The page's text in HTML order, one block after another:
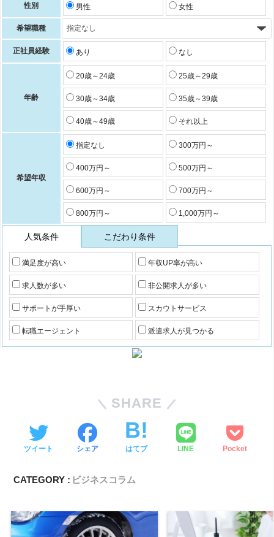
性別 男性 女性
希望職種
正社員経験 あり なし
年齢
20歳～24歳 25歳～29歳
30歳～34歳 35歳～39歳
40歳～49歳 それ以上
希望年収
指定なし 300万円～
400万円～ 500万円～
600万円～ 700万円～
800万円～ 1,000万円～
人気条件 こだわり条件
満足度が高い 年収UP率が高い
求人数が多い 非公開求人が多い
サポートが手厚い スカウトサービス
転職エージェント 派遣求人が見つかる
SHARE
ツイート シェア はてブ LINE Pocket
CATEGORY : ビジネスコラム